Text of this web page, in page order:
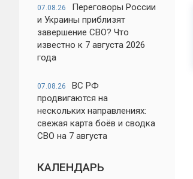
07.08.26
Переговоры России
и Украины приблизят
завершение СВО? Что
известно к 7 августа 2026
года
07.08.26
ВС РФ
продвигаются на
нескольких направлениях:
свежая карта боёв и сводка
СВО на 7 августа
КАЛЕНДАРЬ